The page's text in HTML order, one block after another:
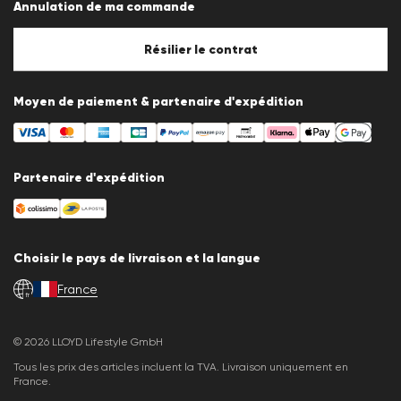
Mentions légales
Politique en matière de cookies
Paramètres des cookies
Annulation de ma commande
Résilier le contrat
Moyen de paiement & partenaire d'expédition
Partenaire d'expédition
Choisir le pays de livraison et la langue
fr France
© 2026 LLOYD Lifestyle GmbH
Tous les prix des articles incluent la TVA. Livraison uniquement en
France.